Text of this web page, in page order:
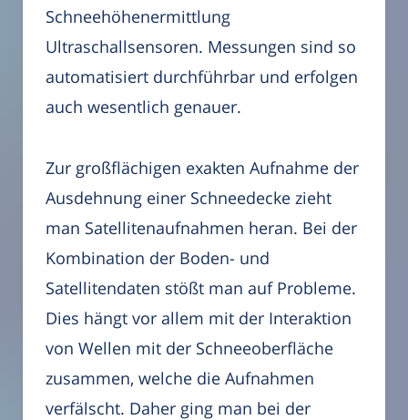
Schneehöhenermittlung
Ultraschallsensoren. Messungen sind so
automatisiert durchführbar und erfolgen
auch wesentlich genauer.
Zur großflächigen exakten Aufnahme der
Ausdehnung einer Schneedecke zieht
man Satellitenaufnahmen heran. Bei der
Kombination der Boden- und
Satellitendaten stößt man auf Probleme.
Dies hängt vor allem mit der Interaktion
von Wellen mit der Schneeoberfläche
zusammen, welche die Aufnahmen
verfälscht. Daher ging man bei der